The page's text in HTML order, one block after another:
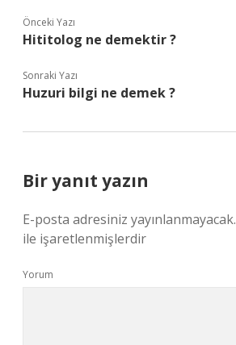
Önceki Yazı
Hititolog ne demektir ?
Sonraki Yazı
Huzuri bilgi ne demek ?
Bir yanıt yazın
E-posta adresiniz yayınlanmayacak.
ile işaretlenmişlerdir
Yorum